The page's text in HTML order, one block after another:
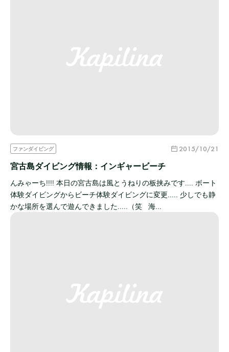
ファンダイビング 2015/10/21
宮古島ダイビング情報：インギャービーチ
んみゃーち!!!! 本日の宮古島は風とうねりの板挟みです.... ボート
体験ダイビングからビーチ体験ダイビングに変更..... 少しでも静
かな場所を選んで遊んできました.....（笑 海…